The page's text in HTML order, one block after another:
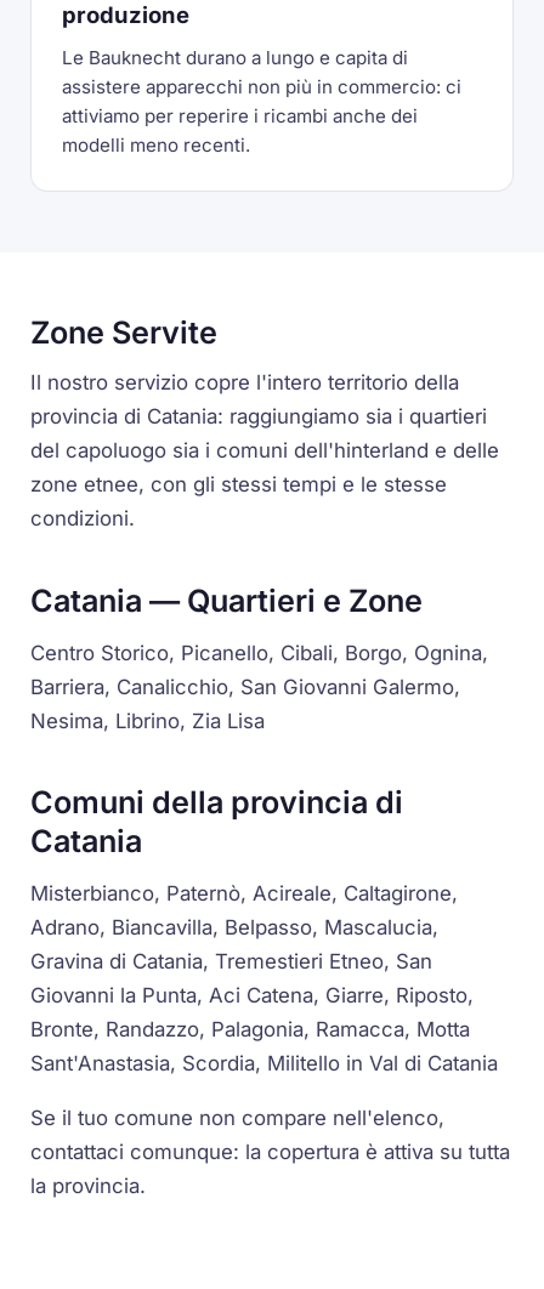
produzione
Le Bauknecht durano a lungo e capita di
assistere apparecchi non più in commercio: ci
attiviamo per reperire i ricambi anche dei
modelli meno recenti.
Zone Servite
Il nostro servizio copre l'intero territorio della
provincia di Catania: raggiungiamo sia i quartieri
del capoluogo sia i comuni dell'hinterland e delle
zone etnee, con gli stessi tempi e le stesse
condizioni.
Catania — Quartieri e Zone
Centro Storico, Picanello, Cibali, Borgo, Ognina,
Barriera, Canalicchio, San Giovanni Galermo,
Nesima, Librino, Zia Lisa
Comuni della provincia di
Catania
Misterbianco, Paternò, Acireale, Caltagirone,
Adrano, Biancavilla, Belpasso, Mascalucia,
Gravina di Catania, Tremestieri Etneo, San
Giovanni la Punta, Aci Catena, Giarre, Riposto,
Bronte, Randazzo, Palagonia, Ramacca, Motta
Sant'Anastasia, Scordia, Militello in Val di Catania
Se il tuo comune non compare nell'elenco,
contattaci comunque: la copertura è attiva su tutta
la provincia.